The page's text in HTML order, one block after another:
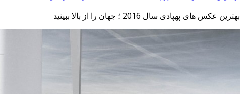
بهترین عکس های پهپادی سال 2016 ؛ جهان را از بالا ببینید